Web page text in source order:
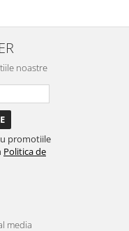
noastre
promotiile
Politica de
media